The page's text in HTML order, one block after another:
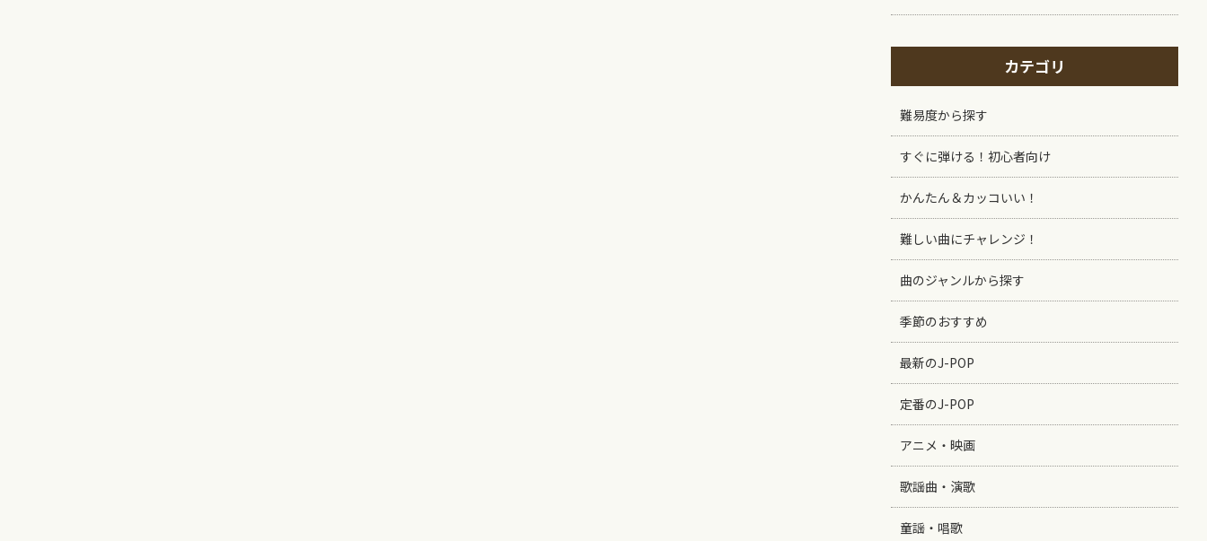
カテゴリ
難易度から探す
すぐに弾ける！初心者向け
かんたん＆カッコいい！
難しい曲にチャレンジ！
曲のジャンルから探す
季節のおすすめ
最新のJ-POP
定番のJ-POP
アニメ・映画
歌謡曲・演歌
童謡・唱歌